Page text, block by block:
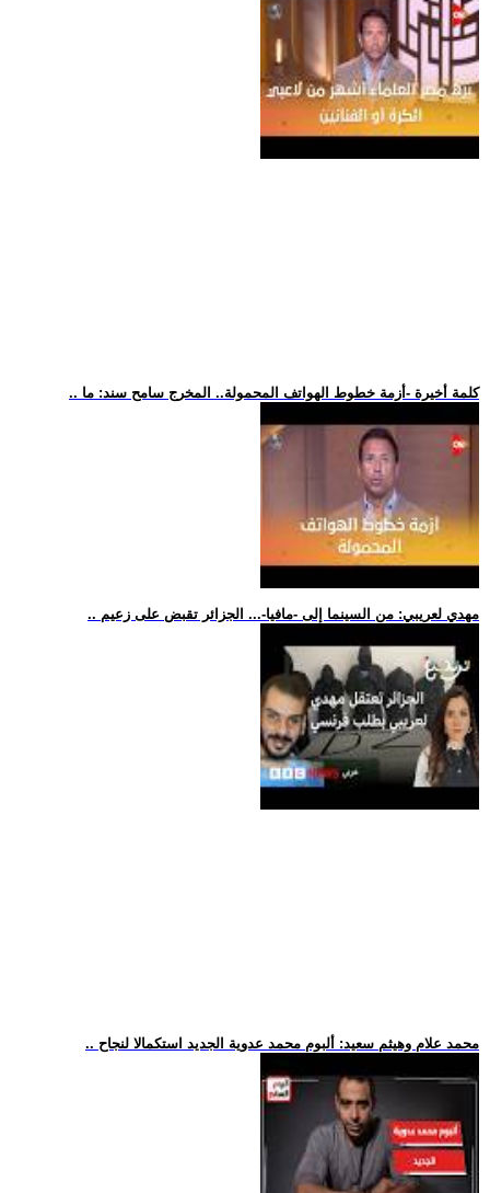
.. كلمة أخيرة -أزمة خطوط الهواتف المحمولة.. المخرج سامح سند: ما
.. مهدي لعريبي: من السينما إلى -مافيا-... الجزائر تقبض على زعيم
.. محمد علام وهيثم سعيد: ألبوم محمد عدوية الجديد استكمالا لنجاح